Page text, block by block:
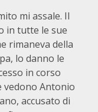
mi assale. Il
in tutte le sue
rimaneva della
lo danno le
in corso
vedono Antonio
accusato di